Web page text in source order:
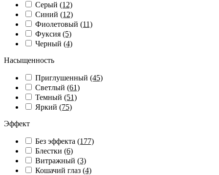
Серый (12)
Синий (12)
Фиолетовый (11)
Фуксия (5)
Черный (4)
Насыщенность
Приглушенный (45)
Светлый (61)
Темный (51)
Яркий (75)
Эффект
Без эффекта (177)
Блестки (6)
Витражный (3)
Кошачий глаз (4)